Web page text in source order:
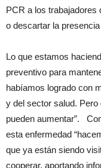
PCR a los trabajadores
o descartar la
Lo que estamos
preventivo para
habíamos logrado con
y del sector salud.
pueden aumentar”.
esta enfermedad
que ya están siendo
cooperar, aportando